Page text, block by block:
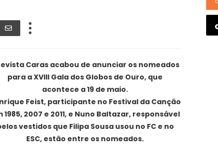
Caras acabou de anunciar os nomeados
para a XVIII Gala dos Globos de Ouro, que
acontece a 19 de maio.
Feist, participante no Festival da Canção
1985, 2007 e 2011, e Nuno Baltazar, responsável
vestidos que Filipa Sousa usou no FC e no
ESC, estão entre os nomeados.